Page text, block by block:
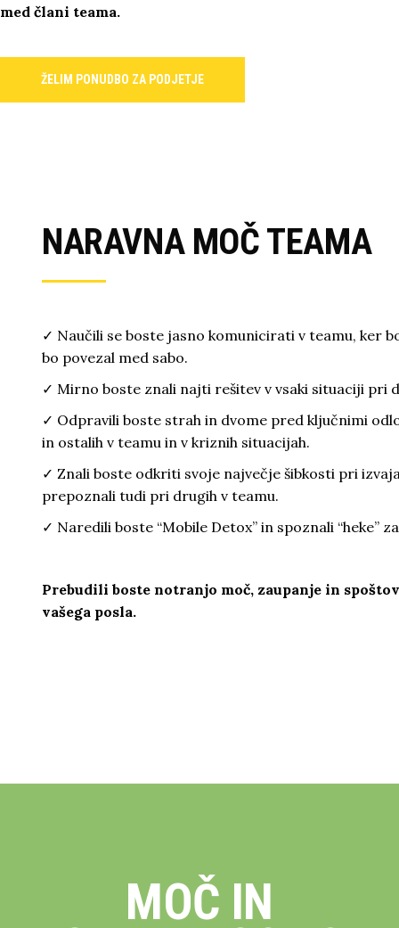
med člani teama.
ŽELIM PONUDBO ZA PODJETJE
NARAVNA MOČ TEAMA
✓ Naučili se boste jasno komunicirati v teamu, ker
bo povezal med sabo.
✓ Mirno boste znali najti rešitev v vsaki situaciji pri
✓ Odpravili boste strah in dvome pred ključnimi
in ostalih v teamu in v kriznih situacijah.
✓ Znali boste odkriti svoje največje šibkosti pri
prepoznali tudi pri drugih v teamu.
✓ Naredili boste “Mobile Detox” in spoznali “heke”
Prebudili boste notranjo moč, zaupanje in
vašega posla.
MOČ IN